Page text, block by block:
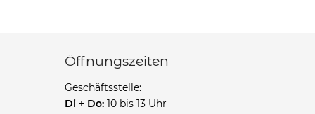
Öffnungszeiten
Geschäftsstelle:
Di + Do: 10 bis 13 Uhr